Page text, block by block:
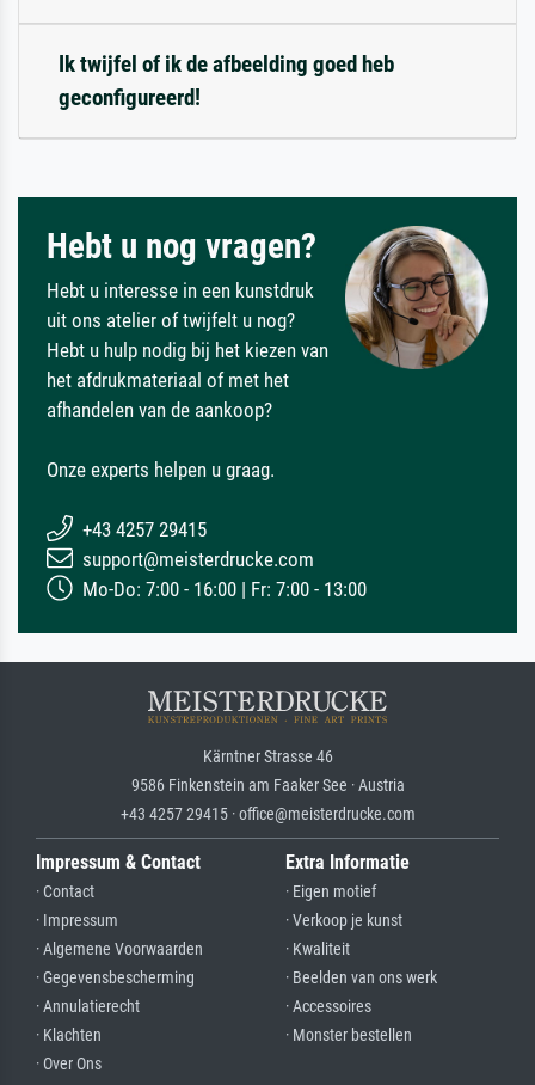
Ik twijfel of ik de afbeelding goed heb
geconfigureerd!
Hebt u nog vragen?
Hebt u interesse in een kunstdruk
uit ons atelier of twijfelt u nog?
Hebt u hulp nodig bij het kiezen van
het afdrukmateriaal of met het
afhandelen van de aankoop?
Onze experts helpen u graag.
+43 4257 29415
support@meisterdrucke.com
Mo-Do: 7:00 - 16:00 | Fr: 7:00 - 13:00
Kärntner Strasse 46
9586 Finkenstein am Faaker See · Austria
+43 4257 29415 · office@meisterdrucke.com
Impressum & Contact
· Contact
· Impressum
· Algemene Voorwaarden
· Gegevensbescherming
· Annulatierecht
· Klachten
· Over Ons
Extra Informatie
· Eigen motief
· Verkoop je kunst
· Kwaliteit
· Beelden van ons werk
· Accessoires
· Monster bestellen